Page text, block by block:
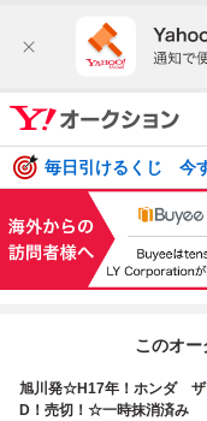
毎日引けるくじ 今
このオ
旭川発☆H17年！ホンダ ザ
D！売切！☆一時抹消済み